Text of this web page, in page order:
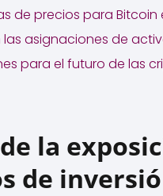
de precios para Bitcoin
asignaciones de
para el futuro de las
la
de